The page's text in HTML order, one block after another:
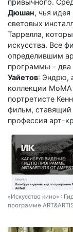
привычного.
Дюшан, чья
световых
Таррелла,
искусства. Все
определившим
программы – два
Уайетов: Эндрю,
коллекции
портретисте
фильм, ставящий
профессия арт-
«Искусство кино» :
программе